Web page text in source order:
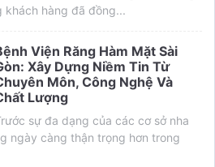
khách hàng đã đồng...
Viện Răng Hàm Mặt Sài
Xây Dựng Niềm Tin Từ
Môn, Công Nghệ Và
Lượng
sự đa dạng của các cơ sở nha
ngày càng thận trọng hơn trong